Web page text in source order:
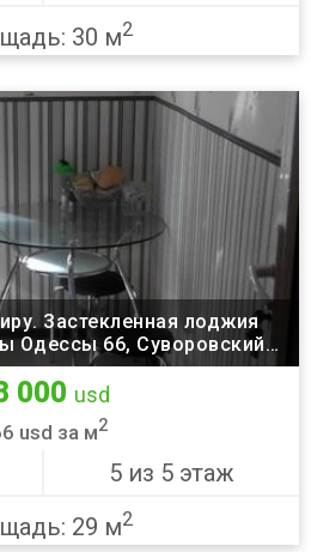
30 м2
Застекленная лоджия
Одессы 66, Суворовский
Одесса
000 usd
usd за м2
5 из 5 этаж
29 м2